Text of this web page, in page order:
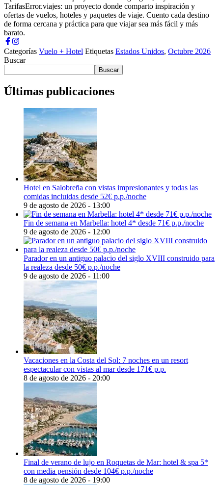
TarifasError.viajes: un proyecto donde comparto inspiración y
ofertas de vuelos, hoteles y paquetes de viaje. Cuento cada destino
de forma cercana y práctica para que viajar sea más fácil y más
barato.
Categorías Vuelo + Hotel Etiquetas Estados Unidos, Octubre 2026
Buscar
Buscar
Últimas publicaciones
Hotel en Salobreña con vistas impresionantes y todas las
comidas incluidas desde 52€ p.p./noche
9 de agosto de 2026 - 13:00
Fin de semana en Marbella: hotel 4* desde 71€ p.p./noche
9 de agosto de 2026 - 12:00
Parador en un antiguo palacio del siglo XVIII construido para
la realeza desde 50€ p.p./noche
9 de agosto de 2026 - 11:00
Vacaciones en la Costa del Sol: 7 noches en un resort
espectacular con vistas al mar desde 171€ p.p.
8 de agosto de 2026 - 20:00
Final de verano de lujo en Roquetas de Mar: hotel & spa 5*
con media pensión desde 104€ p.p./noche
8 de agosto de 2026 - 19:00